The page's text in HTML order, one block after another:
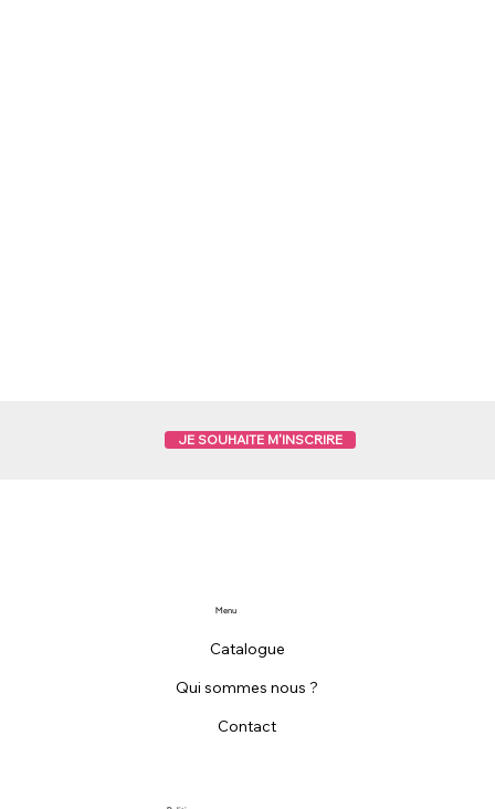
JE SOUHAITE M'INSCRIRE
Catalogue
Qui sommes nous ?
Contact
Menu